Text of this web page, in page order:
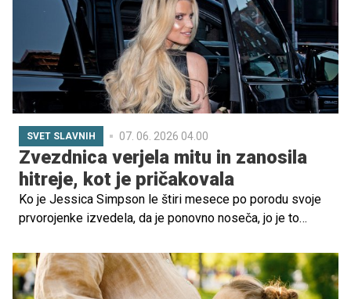
SVET SLAVNIH 07. 06. 2026 04.00
Zvezdnica verjela mitu in zanosila
hitreje, kot je pričakovala
Ko je Jessica Simpson le štiri mesece po porodu svoje
prvorojenke izvedela, da je ponovno noseča, jo je to
dojenjem ne more zanositi.